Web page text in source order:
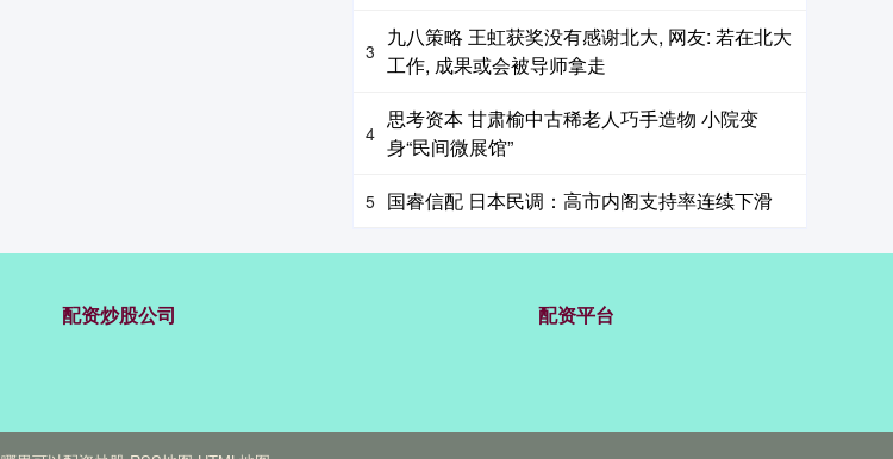
3
九八策略 王虹获奖没有感谢北大, 网友: 若在北大
工作, 成果或会被导师拿走
4
思考资本 甘肃榆中古稀老人巧手造物 小院变
身“民间微展馆”
5 国睿信配 日本民调：高市内阁支持率连续下滑
配资炒股公司 配资平台